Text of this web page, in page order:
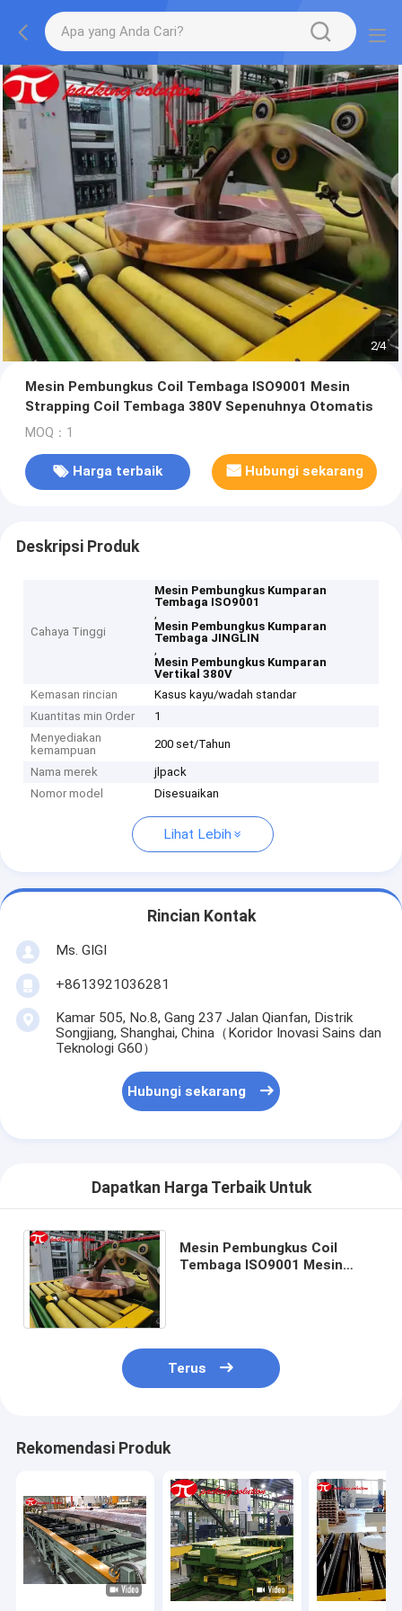
2/4
Mesin Pembungkus Coil Tembaga ISO9001 Mesin
Strapping Coil Tembaga 380V Sepenuhnya Otomatis
MOQ：1
Harga terbaik Hubungi sekarang
Deskripsi Produk
Cahaya Tinggi
Mesin Pembungkus Kumparan
Tembaga ISO9001
,
Mesin Pembungkus Kumparan
Tembaga JINGLIN
,
Mesin Pembungkus Kumparan
Vertikal 380V
Kemasan rincian
Kasus kayu/wadah standar
Kuantitas min Order
1
Menyediakan
kemampuan
200 set/Tahun
Nama merek
jlpack
Nomor model
Disesuaikan
Lihat Lebih
Rincian Kontak
Ms. GIGI
+8613921036281
Kamar 505, No.8, Gang 237 Jalan Qianfan, Distrik
Songjiang, Shanghai, China（Koridor Inovasi Sains dan
Teknologi G60）
Hubungi sekarang
Dapatkan Harga Terbaik Untuk
Mesin Pembungkus Coil
Tembaga ISO9001 Mesin
Terus
Rekomendasi Produk